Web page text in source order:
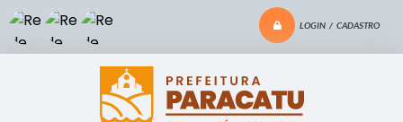
LOGIN / CADASTRO